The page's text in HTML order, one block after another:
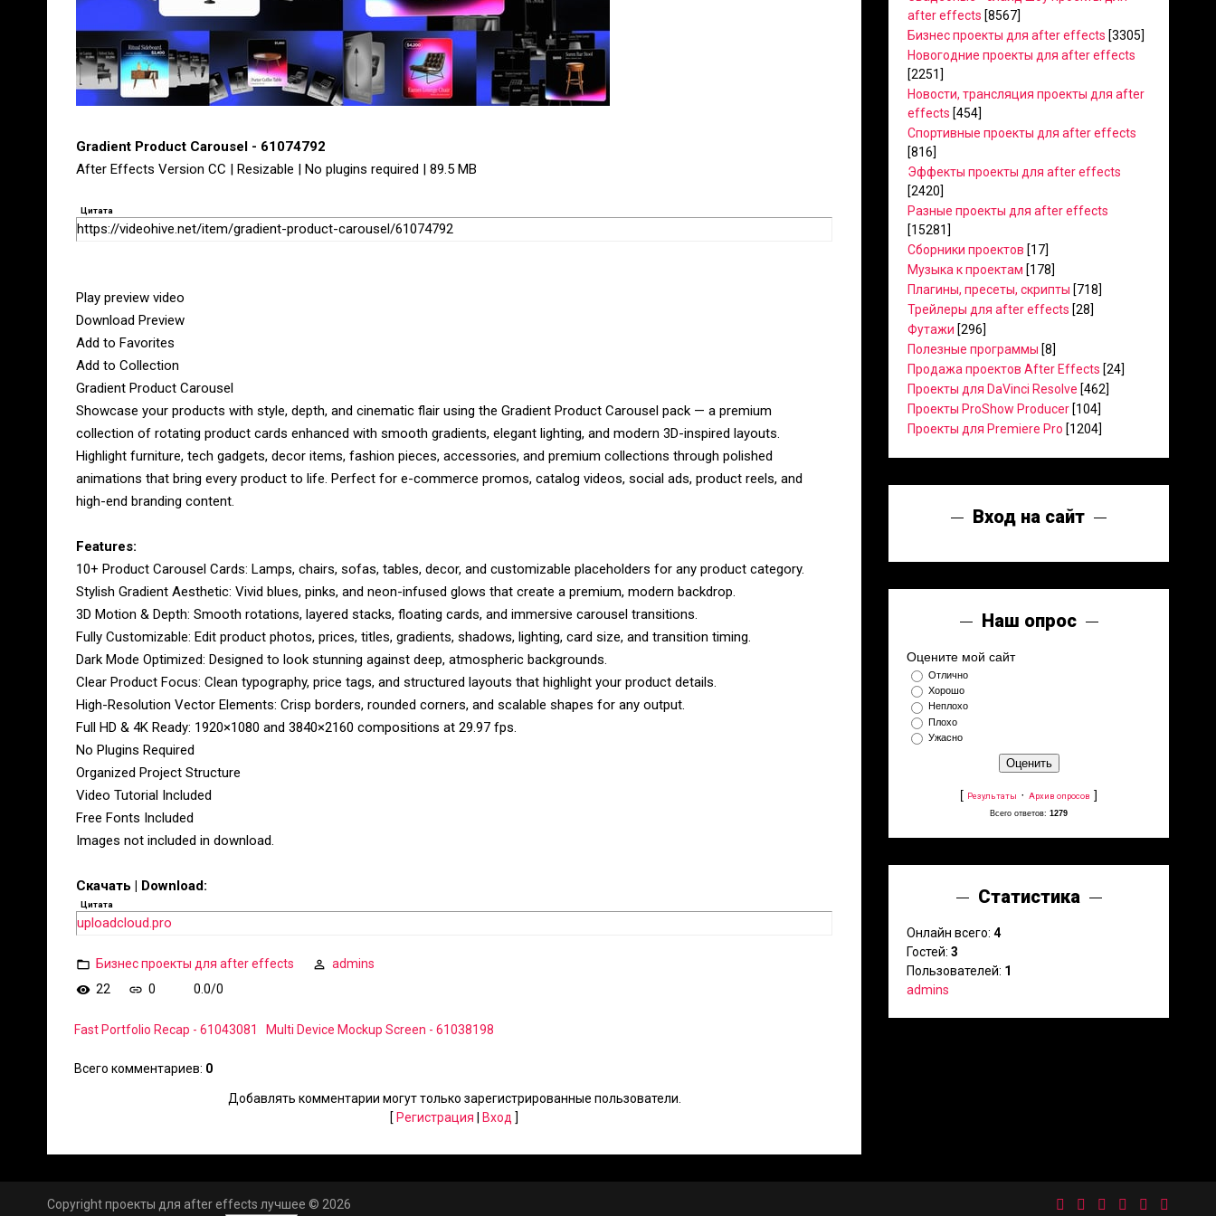
Gradient Product Carousel - 61074792
After Effects Version CC | Resizable | No plugins required | 89.5 MB
Цитата
https://videohive.net/item/gradient-product-carousel/61074792
Play preview video
Download Preview
Add to Favorites
Add to Collection
Gradient Product Carousel
Showcase your products with style, depth, and cinematic flair using the Gradient Product Carousel pack — a premium
collection of rotating product cards enhanced with smooth gradients, elegant lighting, and modern 3D-inspired layouts.
Highlight furniture, tech gadgets, decor items, fashion pieces, accessories, and premium collections through polished
animations that bring every product to life. Perfect for e-commerce promos, catalog videos, social ads, product reels, and
high-end branding content.
Features:
10+ Product Carousel Cards: Lamps, chairs, sofas, tables, decor, and customizable placeholders for any product category.
Stylish Gradient Aesthetic: Vivid blues, pinks, and neon-infused glows that create a premium, modern backdrop.
3D Motion & Depth: Smooth rotations, layered stacks, floating cards, and immersive carousel transitions.
Fully Customizable: Edit product photos, prices, titles, gradients, shadows, lighting, card size, and transition timing.
Dark Mode Optimized: Designed to look stunning against deep, atmospheric backgrounds.
Clear Product Focus: Clean typography, price tags, and structured layouts that highlight your product details.
High-Resolution Vector Elements: Crisp borders, rounded corners, and scalable shapes for any output.
Full HD & 4K Ready: 1920×1080 and 3840×2160 compositions at 29.97 fps.
No Plugins Required
Organized Project Structure
Video Tutorial Included
Free Fonts Included
Images not included in download.
Скачать | Download:
Цитата
uploadcloud.pro
Бизнес проекты для after effects
admins
22
0 0.0/0
Fast Portfolio Recap - 61043081 Multi Device Mockup Screen - 61038198
Всего комментариев: 0
Добавлять комментарии могут только зарегистрированные пользователи.
[ Регистрация Вход ]
after effects [8567]
Бизнес проекты для after effects [3305]
Новогодние проекты для after effects
[2251]
Новости, трансляция проекты для after
effects [454]
Спортивные проекты для after effects
[816]
Эффекты проекты для after effects
[2420]
Разные проекты для after effects
[15281]
Сборники проектов [17]
Музыка к проектам [178]
Плагины, пресеты, скрипты [718]
Трейлеры для after effects [28]
Футажи [296]
Полезные программы [8]
Продажа проектов After Effects [24]
Проекты для DaVinci Resolve [462]
Проекты ProShow Producer [104]
Проекты для Premiere Pro [1204]
Вход на сайт
Наш опрос
Оцените мой сайт
Отлично
Хорошо
Неплохо
Плохо
Ужасно
[ Результаты · Архив опросов ]
Всего ответов: 1279
Статистика
Онлайн всего: 4
Гостей: 3
Пользователей: 1
admins
Copyright проекты для after effects лучшее © 2026